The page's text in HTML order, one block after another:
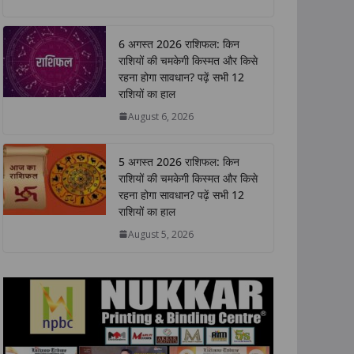
t
s
A
p
e
b
o
o
t
t
e
r
e
d
I
n
L
i
n
e
6 अगस्त 2026 राशिफल: किन
राशियों की चमकेगी किस्मत और किसे
रहना होगा सावधान? पढ़ें सभी 12
राशियों का हाल
August 6, 2026
5 अगस्त 2026 राशिफल: किन
राशियों की चमकेगी किस्मत और किसे
रहना होगा सावधान? पढ़ें सभी 12
राशियों का हाल
August 5, 2026